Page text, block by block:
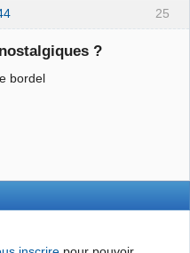
25
?
bordel